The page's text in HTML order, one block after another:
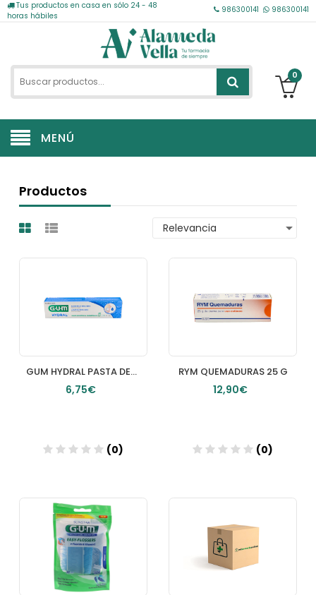
Tus productos en casa en sólo 24 - 48
horas hábiles
986300141 986300141
0
MENÚ
Productos
GUM HYDRAL PASTA DENTIFRICA 1 ENVASE 75 ML
6,75€
(0)
Añadir
RYM QUEMADURAS 25 G
12,90€
(0)